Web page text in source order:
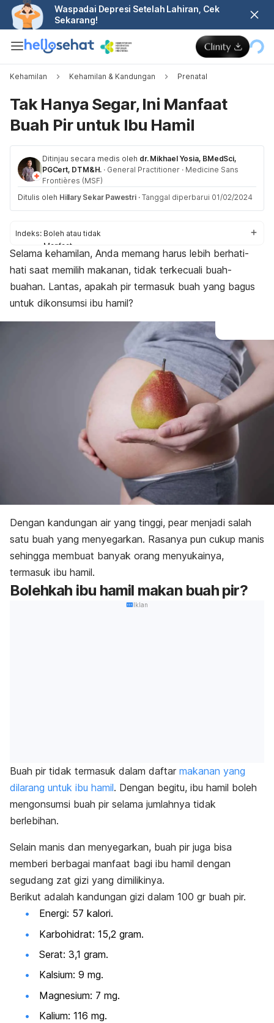
Waspadai Depresi Setelah Lahiran, Cek
Sekarang!
Kehamilan Kehamilan & Kandungan Prenatal
Tak Hanya Segar, Ini Manfaat
Buah Pir untuk Ibu Hamil
Ditinjau secara medis oleh dr. Mikhael Yosia, BMedSci,
PGCert, DTM&H. · General Practitioner · Medicine Sans
Frontières (MSF)
Ditulis oleh Hillary Sekar Pawestri · Tanggal diperbarui 01/02/2024
Indeks: Boleh atau tidak
Manfaat
Aturan makan
Selama kehamilan, Anda memang harus lebih berhati-
hati saat memilih makanan, tidak terkecuali buah-
buahan. Lantas, apakah pir termasuk buah yang bagus
untuk dikonsumsi ibu hamil?
Dengan kandungan air yang tinggi, pear menjadi salah
satu buah yang menyegarkan. Rasanya pun cukup manis
sehingga membuat banyak orang menyukainya,
termasuk ibu hamil.
Bolehkah ibu hamil makan buah pir?
Iklan
Buah pir tidak termasuk dalam daftar makanan yang
dilarang untuk ibu hamil. Dengan begitu, ibu hamil boleh
mengonsumsi buah pir selama jumlahnya tidak
berlebihan.
Selain manis dan menyegarkan, buah pir juga bisa
memberi berbagai manfaat bagi ibu hamil dengan
segudang zat gizi yang dimilikinya.
Berikut adalah kandungan gizi dalam 100 gr buah pir.
Energi: 57 kalori.
Karbohidrat: 15,2 gram.
Serat: 3,1 gram.
Kalsium: 9 mg.
Magnesium: 7 mg.
Kalium: 116 mg.